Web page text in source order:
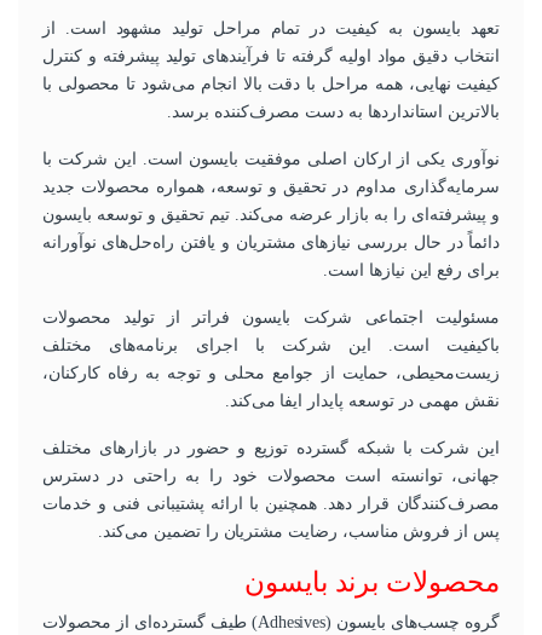
تعهد بایسون به کیفیت در تمام مراحل تولید مشهود است. از
انتخاب دقیق مواد اولیه گرفته تا فرآیندهای تولید پیشرفته و کنترل
کیفیت نهایی، همه مراحل با دقت بالا انجام می‌شود تا محصولی با
بالاترین استانداردها به دست مصرف‌کننده برسد.
نوآوری یکی از ارکان اصلی موفقیت بایسون است. این شرکت با
سرمایه‌گذاری مداوم در تحقیق و توسعه، همواره محصولات جدید
و پیشرفته‌ای را به بازار عرضه می‌کند. تیم تحقیق و توسعه بایسون
دائماً در حال بررسی نیازهای مشتریان و یافتن راه‌حل‌های نوآورانه
برای رفع این نیازها است.
مسئولیت اجتماعی شرکت بایسون فراتر از تولید محصولات
باکیفیت است. این شرکت با اجرای برنامه‌های مختلف
زیست‌محیطی، حمایت از جوامع محلی و توجه به رفاه کارکنان،
نقش مهمی در توسعه پایدار ایفا می‌کند.
این شرکت با شبکه گسترده توزیع و حضور در بازارهای مختلف
جهانی، توانسته است محصولات خود را به راحتی در دسترس
مصرف‌کنندگان قرار دهد. همچنین با ارائه پشتیبانی فنی و خدمات
پس از فروش مناسب، رضایت مشتریان را تضمین می‌کند.
محصولات برند بایسون
گروه چسب‌های بایسون (Adhesives) طیف گسترده‌ای از محصولات